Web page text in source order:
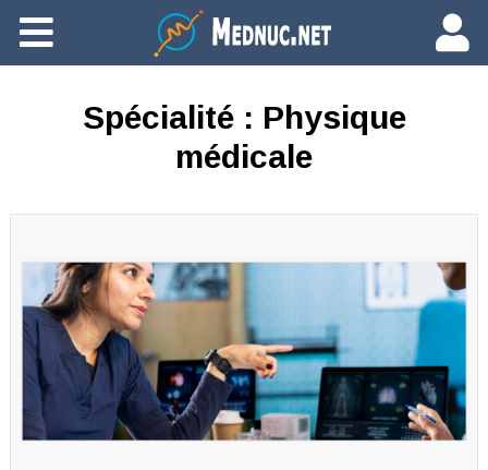
Ajouter du contenu
Spécialité : Physique
médicale